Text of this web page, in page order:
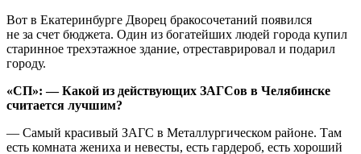
Вот в Екатеринбурге Дворец бракосочетаний появился
не за счет бюджета. Один из богатейших людей города купил
старинное трехэтажное здание, отреставрировал и подарил
городу.
«СП»: — Какой из действующих ЗАГСов в Челябинске
считается лучшим?
— Самый красивый ЗАГС в Металлургическом районе. Там
есть комната жениха и невесты, есть гардероб, есть хороший